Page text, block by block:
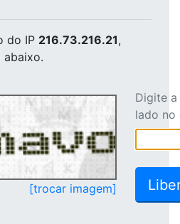
do IP 216.73.216.21,
abaixo.
[trocar imagem]
Digite
lado no